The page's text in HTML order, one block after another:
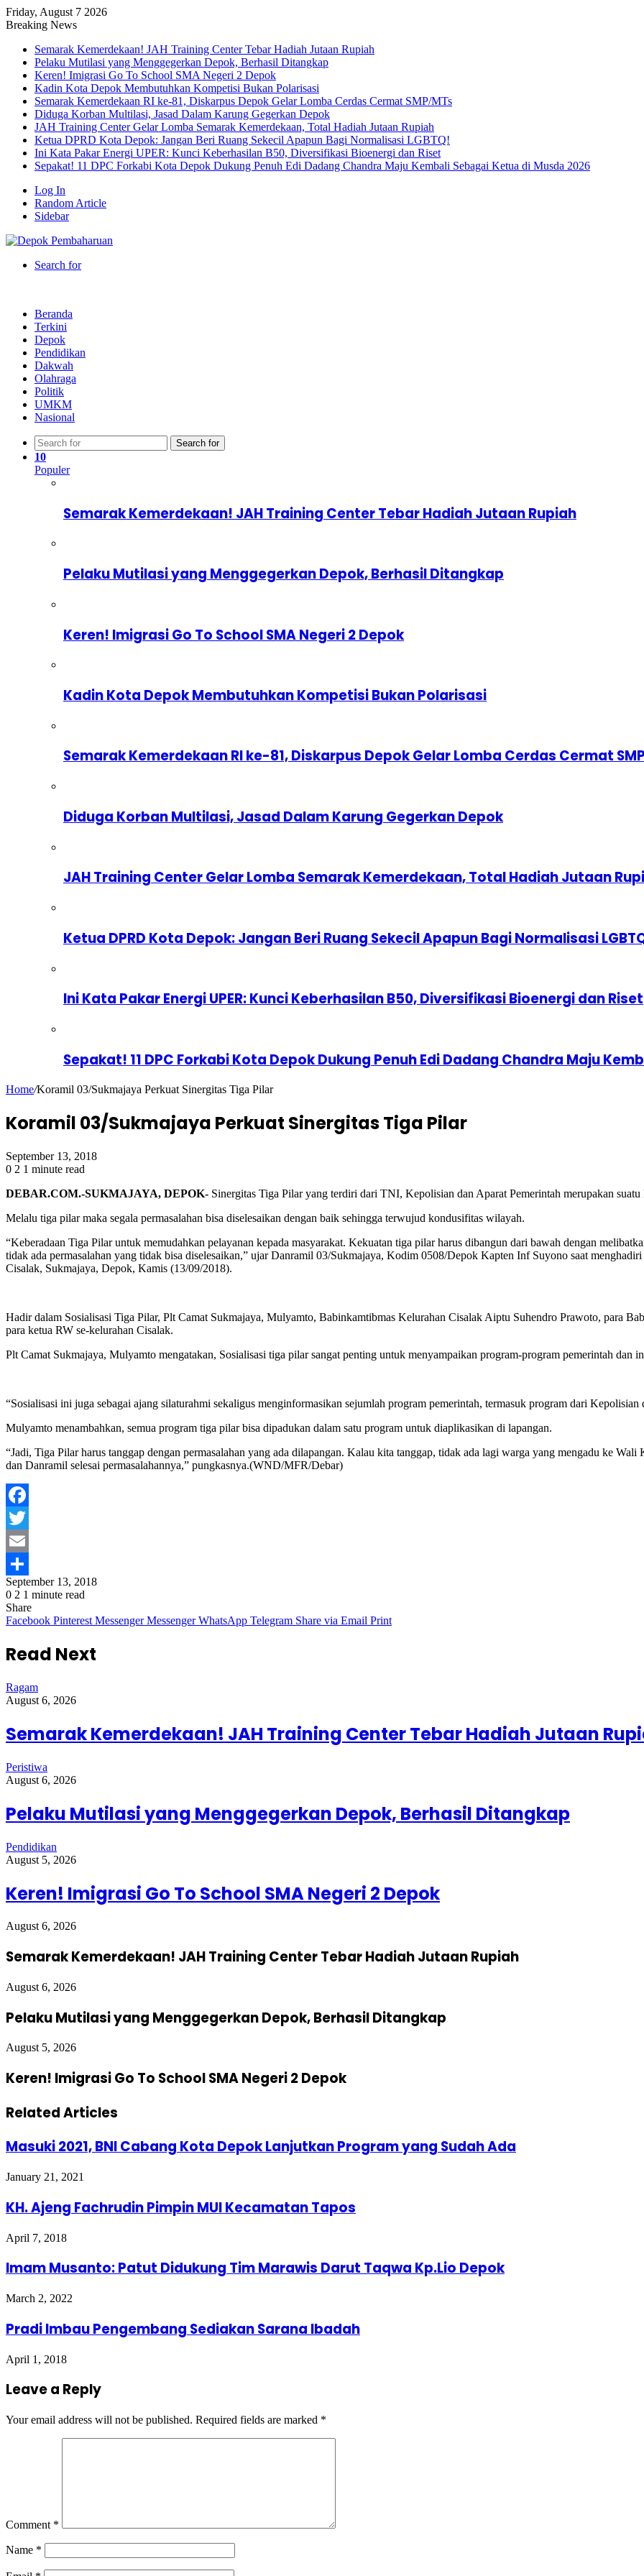
Friday, August 7 2026
Breaking News
Semarak Kemerdekaan! JAH Training Center Tebar Hadiah Jutaan Rupiah
Pelaku Mutilasi yang Menggegerkan Depok, Berhasil Ditangkap
Keren! Imigrasi Go To School SMA Negeri 2 Depok
Kadin Kota Depok Membutuhkan Kompetisi Bukan Polarisasi
Semarak Kemerdekaan RI ke-81, Diskarpus Depok Gelar Lomba Cerdas Cermat SMP/MTs
Diduga Korban Multilasi, Jasad Dalam Karung Gegerkan Depok
JAH Training Center Gelar Lomba Semarak Kemerdekaan, Total Hadiah Jutaan Rupiah
Ketua DPRD Kota Depok: Jangan Beri Ruang Sekecil Apapun Bagi Normalisasi LGBTQ!
Ini Kata Pakar Energi UPER: Kunci Keberhasilan B50, Diversifikasi Bioenergi dan Riset
Sepakat! 11 DPC Forkabi Kota Depok Dukung Penuh Edi Dadang Chandra Maju Kembali Sebagai Ketua di Musda 2026
Log In
Random Article
Sidebar
Search for
Beranda
Terkini
Depok
Pendidikan
Dakwah
Olahraga
Politik
UMKM
Nasional
Search for
10
Populer
Semarak Kemerdekaan! JAH Training Center Tebar Hadiah Jutaan Rupiah
Pelaku Mutilasi yang Menggegerkan Depok, Berhasil Ditangkap
Keren! Imigrasi Go To School SMA Negeri 2 Depok
Kadin Kota Depok Membutuhkan Kompetisi Bukan Polarisasi
Semarak Kemerdekaan RI ke-81, Diskarpus Depok Gelar Lomba Cerdas Cermat
Diduga Korban Multilasi, Jasad Dalam Karung Gegerkan Depok
JAH Training Center Gelar Lomba Semarak Kemerdekaan, Total Hadiah Jutaan
Ketua DPRD Kota Depok: Jangan Beri Ruang Sekecil Apapun Bagi Normalisasi
Ini Kata Pakar Energi UPER: Kunci Keberhasilan B50, Diversifikasi Bioenergi dan Riset
Sepakat! 11 DPC Forkabi Kota Depok Dukung Penuh Edi Dadang Chandra Maju
Home/Koramil 03/Sukmajaya Perkuat Sinergitas Tiga Pilar
Koramil 03/Sukmajaya Perkuat Sinergitas Tiga Pilar
September 13, 2018
0 2 1 minute read
DEBAR.COM.-SUKMAJAYA, DEPOK- Sinergitas Tiga Pilar yang terdiri dari TNI, Kepolisian dan Aparat Pemerintah merupakan
Melalu tiga pilar maka segala permasalahan bisa diselesaikan dengan baik sehingga terwujud kondusifitas wilayah.
“Keberadaan Tiga Pilar untuk memudahkan pelayanan kepada masyarakat. Kekuatan tiga pilar harus dibangun dari bawah dengan
tidak ada permasalahan yang tidak bisa diselesaikan,” ujar Danramil 03/Sukmajaya, Kodim 0508/Depok Kapten Inf Suyono saat
Cisalak, Sukmajaya, Depok, Kamis (13/09/2018).
Hadir dalam Sosialisasi Tiga Pilar, Plt Camat Sukmajaya, Mulyamto, Babinkamtibmas Kelurahan Cisalak Aiptu Suhendro Prawoto, para
para ketua RW se-kelurahan Cisalak.
Plt Camat Sukmajaya, Mulyamto mengatakan, Sosialisasi tiga pilar sangat penting untuk menyampaikan program-program pemerintah dan
“Sosialisasi ini juga sebagai ajang silaturahmi sekaligus menginformasikan sejumlah program pemerintah, termasuk program dari
Mulyamto menambahkan, semua program tiga pilar bisa dipadukan dalam satu program untuk diaplikasikan di lapangan.
“Jadi, Tiga Pilar harus tanggap dengan permasalahan yang ada dilapangan. Kalau kita tanggap, tidak ada lagi warga yang mengadu ke
dan Danramil selesai permasalahannya,” pungkasnya.(WND/MFR/Debar)
Facebook
Twitter
Email
Share
September 13, 2018
0 2 1 minute read
Share
Facebook Pinterest Messenger Messenger WhatsApp Telegram Share via Email Print
Read Next
Ragam
August 6, 2026
Semarak Kemerdekaan! JAH Training Center Tebar Hadiah Jutaan
Peristiwa
August 6, 2026
Pelaku Mutilasi yang Menggegerkan Depok, Berhasil Ditangkap
Pendidikan
August 5, 2026
Keren! Imigrasi Go To School SMA Negeri 2 Depok
August 6, 2026
Semarak Kemerdekaan! JAH Training Center Tebar Hadiah Jutaan Rupiah
August 6, 2026
Pelaku Mutilasi yang Menggegerkan Depok, Berhasil Ditangkap
August 5, 2026
Keren! Imigrasi Go To School SMA Negeri 2 Depok
Related Articles
Masuki 2021, BNI Cabang Kota Depok Lanjutkan Program yang Sudah Ada
January 21, 2021
KH. Ajeng Fachrudin Pimpin MUI Kecamatan Tapos
April 7, 2018
Imam Musanto: Patut Didukung Tim Marawis Darut Taqwa Kp.Lio Depok
March 2, 2022
Pradi Imbau Pengembang Sediakan Sarana Ibadah
April 1, 2018
Leave a Reply
Your email address will not be published. Required fields are marked *
Comment *
Name *